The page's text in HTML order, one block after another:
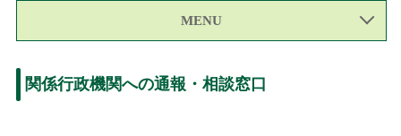
MENU
関係行政機関への通報・相談窓口